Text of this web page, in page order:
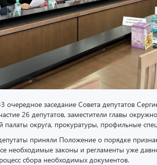
очередное заседание Совета депутатов
26 депутатов, заместители главы
палаты округа, прокуратуры, профильные
приняли Положение о порядке
необходимые законы и регламенты уже
сбора необходимых документов.